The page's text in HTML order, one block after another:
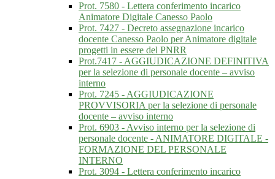
Prot. 7580 - Lettera conferimento incarico
Animatore Digitale Canesso Paolo
Prot. 7427 - Decreto assegnazione incarico
docente Canesso Paolo per Animatore digitale
progetti in essere del PNRR
Prot.7417 - AGGIUDICAZIONE DEFINITIVA
per la selezione di personale docente – avviso
interno
Prot. 7245 - AGGIUDICAZIONE
PROVVISORIA per la selezione di personale
docente – avviso interno
Prot. 6903 - Avviso interno per la selezione di
personale docente - ANIMATORE DIGITALE -
FORMAZIONE DEL PERSONALE
INTERNO
Prot. 3094 - Lettera conferimento incarico